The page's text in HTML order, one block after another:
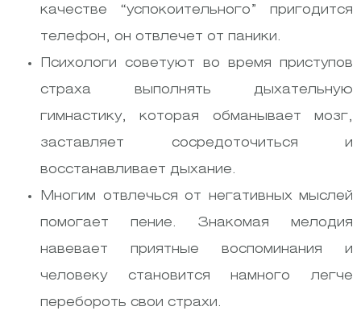
качестве “успокоительного” пригодится
телефон, он отвлечет от паники.
Психологи советуют во время приступов
страха выполнять дыхательную
гимнастику, которая обманывает мозг,
заставляет сосредоточиться и
восстанавливает дыхание.
Многим отвлечься от негативных мыслей
помогает пение. Знакомая мелодия
навевает приятные воспоминания и
человеку становится намного легче
перебороть свои страхи.